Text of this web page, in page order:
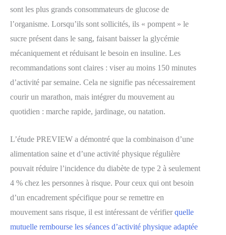
sont les plus grands consommateurs de glucose de
l’organisme. Lorsqu’ils sont sollicités, ils « pompent » le
sucre présent dans le sang, faisant baisser la glycémie
mécaniquement et réduisant le besoin en insuline. Les
recommandations sont claires : viser au moins 150 minutes
d’activité par semaine. Cela ne signifie pas nécessairement
courir un marathon, mais intégrer du mouvement au
quotidien : marche rapide, jardinage, ou natation.
L’étude PREVIEW a démontré que la combinaison d’une
alimentation saine et d’une activité physique régulière
pouvait réduire l’incidence du diabète de type 2 à seulement
4 % chez les personnes à risque. Pour ceux qui ont besoin
d’un encadrement spécifique pour se remettre en
mouvement sans risque, il est intéressant de vérifier quelle
mutuelle rembourse les séances d’activité physique adaptée